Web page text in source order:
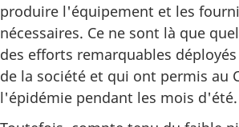
produire l'équipement et les
nécessaires. Ce ne sont là que
des efforts remarquables
de la société et qui ont permis au
l'épidémie pendant les mois d'été.